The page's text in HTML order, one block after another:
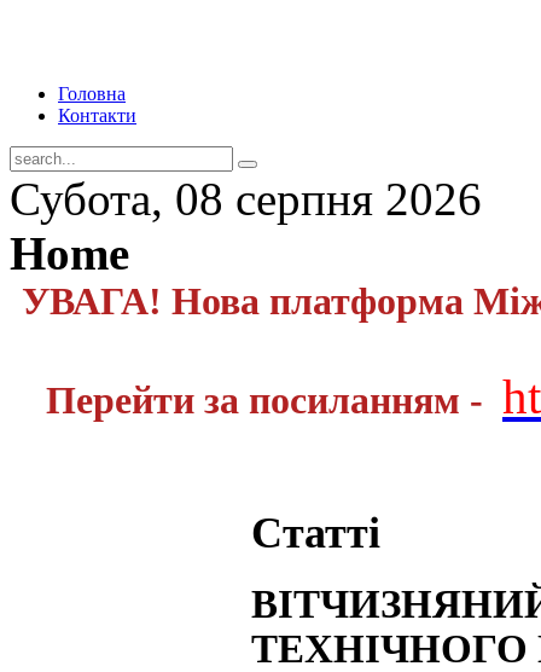
Головна
Контакти
Субота, 08 серпня 2026
Home
УВАГА! Нова платформа
Перейти за посиланням -
Статті
ТЕХНІЧНОГО